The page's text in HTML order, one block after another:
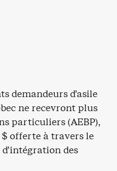
demandeurs d’asile
ne recevront plus
particuliers (AEBP),
offerte à travers le
des